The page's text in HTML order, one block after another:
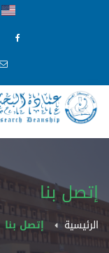
إتصل بنا
الرئيسية إتصل بنا